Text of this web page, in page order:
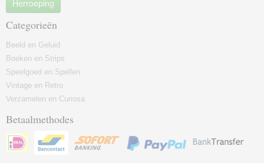
Herroeping
Categorieën
Beeld en Geluid
Boeken en Strips
Speelgoed en Spellen
Vintage en Retro
Verzamelen en Curiosa
Betaalmethodes